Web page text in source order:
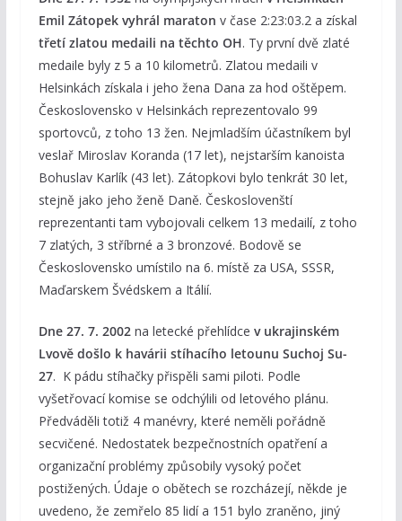
Emil Zátopek vyhrál maraton v čase 2:23:03.2 a získal
třetí zlatou medaili na těchto OH. Ty první dvě zlaté
medaile byly z 5 a 10 kilometrů. Zlatou medaili v
Helsinkách získala i jeho žena Dana za hod oštěpem.
Československo v Helsinkách reprezentovalo 99
sportovců, z toho 13 žen. Nejmladším účastníkem byl
veslař Miroslav Koranda (17 let), nejstarším kanoista
Bohuslav Karlík (43 let). Zátopkovi bylo tenkrát 30 let,
stejně jako jeho ženě Daně. Českoslovenští
reprezentanti tam vybojovali celkem 13 medailí, z toho
7 zlatých, 3 stříbrné a 3 bronzové. Bodově se
Československo umístilo na 6. místě za USA, SSSR,
Maďarskem Švédskem a Itálií.
Dne 27. 7. 2002na letecké přehlídce v ukrajinském
Lvově došlo k havárii stíhacího letounu Suchoj Su-
27. K pádu stíhačky přispěli sami piloti. Podle
vyšetřovací komise se odchýlili od letového plánu.
Předváděli totiž 4 manévry, které neměli pořádně
secvičené. Nedostatek bezpečnostních opatření a
organizační problémy způsobily vysoký počet
postižených. Údaje o obětech se rozcházejí, někde je
uvedeno, že zemřelo 85 lidí a 151 bylo zraněno, jiný